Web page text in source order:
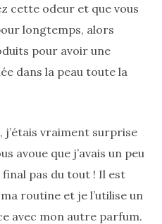
cette odeur et que vous
longtemps, alors
pour avoir une
dans la peau toute la
j’étais vraiment surprise
avoue que j’avais un peu
pas du tout ! Il est
routine et je l’utilise un
avec mon autre parfum.